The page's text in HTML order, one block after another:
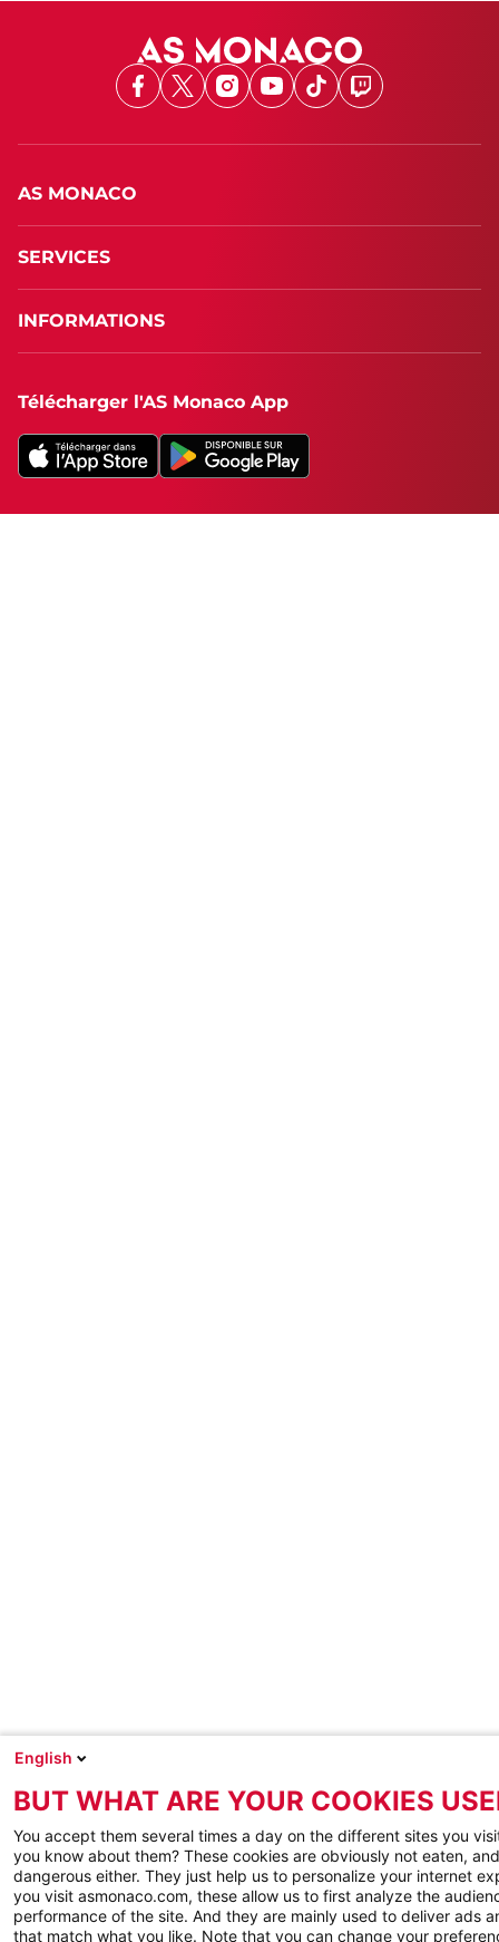
Facebook
X Instagram
Youtube
TikTokTwitch
AS MONACO
SERVICES
INFORMATIONS
Télécharger l'AS Monaco App
English
BUT WHAT ARE YOUR COOKIES
You accept them several times a day on the different sites you
you know about them? These cookies are obviously not eaten,
dangerous either. They just help us to personalize your internet
you visit asmonaco.com, these allow us to first analyze the
performance of the site. And they are mainly used to deliver ads
that match what you like. Note that you can change your